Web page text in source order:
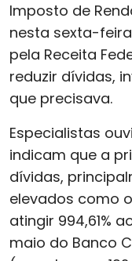
Imposto de
nesta sexta-
pela Receita
reduzir dívidas,
que precisava.
Especialistas
indicam que a
dívidas,
elevados como
atingir 994,61%
maio do Banco